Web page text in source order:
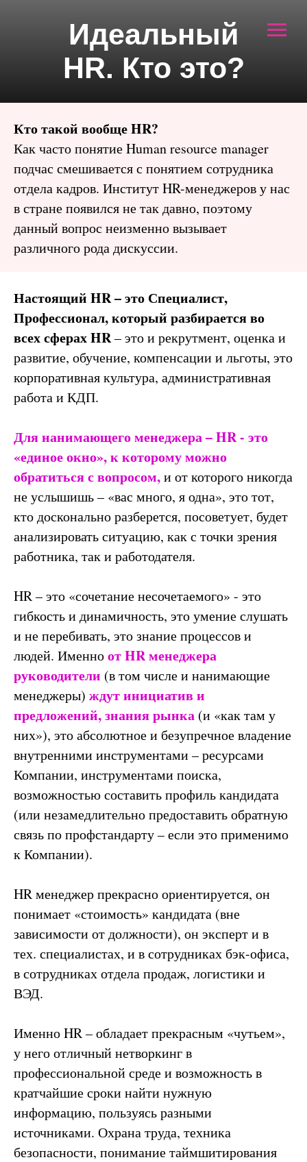
Идеальный
HR. Кто это?
Кто такой вообще HR?
Как часто понятие Human resource manager
подчас смешивается с понятием сотрудника
отдела кадров. Институт HR-менеджеров у нас
в стране появился не так давно, поэтому
данный вопрос неизменно вызывает
различного рода дискуссии.
Настоящий HR – это Специалист,
Профессионал, который разбирается во
всех сферах HR– это и рекрутмент, оценка и
развитие, обучение, компенсации и льготы, это
корпоративная культура, административная
работа и КДП.
Для нанимающего менеджера – HR - это
«единое окно», к которому можно
обратиться с вопросом,и от которого никогда
не услышишь – «вас много, я одна», это тот,
кто досконально разберется, посоветует, будет
анализировать ситуацию, как с точки зрения
работника, так и работодателя.
HR– это «сочетание несочетаемого» - это
гибкость и динамичность, это умение слушать
и не перебивать, это знание процессов и
людей. Именноот HR менеджера
руководители (в том числе и нанимающие
менеджеры) ждут инициатив и
предложений, знания рынка (и «как там у
них»), это абсолютное и безупречное владение
внутренними инструментами – ресурсами
Компании, инструментами поиска,
возможностью составить профиль кандидата
(или незамедлительно предоставить обратную
связь по профстандарту – если это применимо
к Компании).
HR менеджер прекрасно ориентируется, он
понимает «стоимость» кандидата (вне
зависимости от должности), он эксперт и в
тех. специалистах, и в сотрудниках бэк-офиса,
в сотрудниках отдела продаж, логистики и
ВЭД.
Именно HR – обладает прекрасным «чутьем»,
у него отличный нетворкинг в
профессиональной среде и возможность в
кратчайшие сроки найти нужную
информацию, пользуясь разными
источниками. Охрана труда, техника
безопасности, понимание таймшитирования